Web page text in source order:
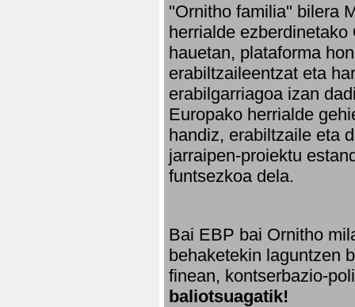
"Ornitho familia" bilera
herrialde
hauetan, plataforma
erabiltzaileentzat eta
erabilgarriagoa izan
Europako herrialde
handiz, erabiltzaile eta
jarraipen-proiektu
funtsezkoa dela.
Bai EBP bai Ornitho
behaketekin laguntzen
finean, kontserbazio-
baliotsuagatik!